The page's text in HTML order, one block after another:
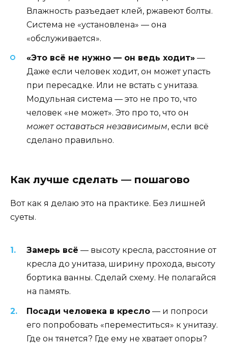
Влажность разъедает клей, ржавеют болты.
Система не «установлена» — она
«обслуживается».
«Это всё не нужно — он ведь ходит» —
Даже если человек ходит, он может упасть
при пересадке. Или не встать с унитаза.
Модульная система — это не про то, что
человек «не может». Это про то, что он
может оставаться независимым, если всё
сделано правильно.
Как лучше сделать — пошагово
Вот как я делаю это на практике. Без лишней
суеты.
Замерь всё — высоту кресла, расстояние от
кресла до унитаза, ширину прохода, высоту
бортика ванны. Сделай схему. Не полагайся
на память.
Посади человека в кресло — и попроси
его попробовать «переместиться» к унитазу.
Где он тянется? Где ему не хватает опоры?